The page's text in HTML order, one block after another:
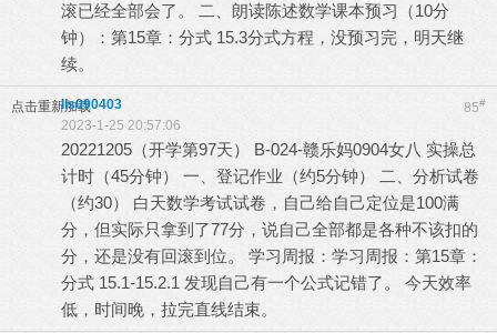
滚已经全部会了。 二、朗读陈述数学课本预习（10分
钟）：第15章：分式 15.3分式方程，没预习完，明天继
续。
点击重新加载 85#
lls090403
2023-1-25 20:57:06
20221205（开学第97天） B-024-赣乐妈0904女八 实操总
计时（45分钟） 一、登记作业（约5分钟） 二、分析试卷
（约30） 白天数学考试试卷，自己给自己定位是100满
分，但实际只拿到了77分，说自己全部都是各种不该扣的
分，还是没有回滚到位。 学习周报：学习周报：第15章：
分式 15.1-15.2.1 发现自己有一个公式记错了。 今天效率
低，时间晚，拉完直线结束。